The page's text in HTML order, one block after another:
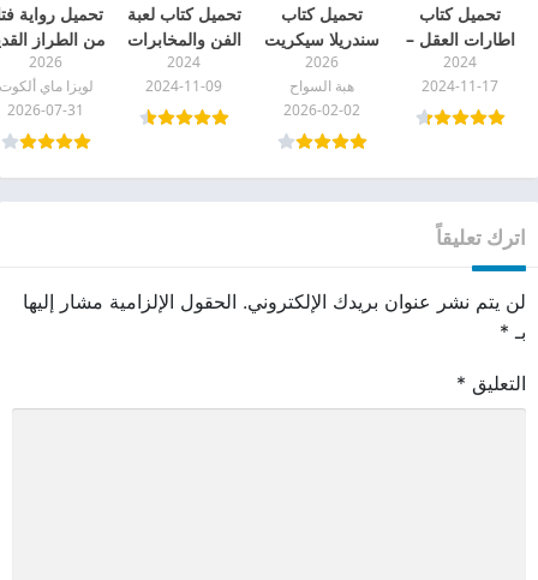
تحميل كتاب
اطارات العقل –
أطر العقل pdf
2024
2024-11-17
تحميل كتاب
سندريلا سيكريت
pdf
2026
هبة السواح
2026-02-02
تحميل كتاب لعبة
الفن والمخابرات
pdf
2024
2024-11-09
تحميل رواية
من الطراز
pdf
2026
لويزا ماي
2026-07-31
اترك تعليقاً
لن يتم نشر عنوان بريدك الإلكتروني. الحقول الإلزامية مشار إليها
بـ *
التعليق *